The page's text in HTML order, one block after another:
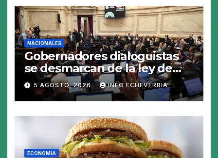
NACIONALES
Gobernadores dialoguistas
se desmarcan de la ley de
Tierras y ponen en jaque su
tratamiento en el Senado
5 AGOSTO, 2026 INFO ECHEVERRIA
ECONOMIA